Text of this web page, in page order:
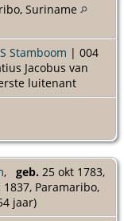
Suriname
Stamboom | 004
Jacobus van
luitenant
, geb. 25 okt 1783,
1837, Paramaribo,
jaar)